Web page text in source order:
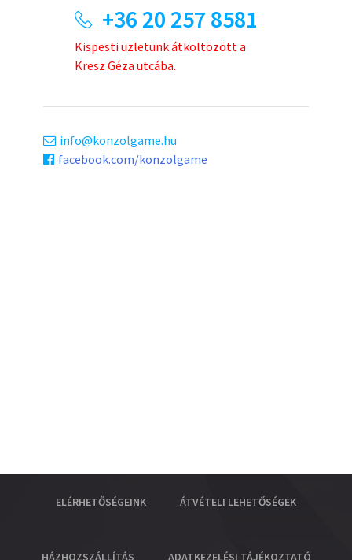
+36 20 257 8581
Kispesti üzletünk átköltözött a
Kresz Géza utcába.
info
konzolgame.hu
facebook.com/konzolgame
ELÉRHETŐSÉGEINK ÁTVÉTELI LEHETŐSÉGEK
HÁZHOZSZÁLLÍTÁS ADATKEZELÉSI TÁJÉKOZTATÓ